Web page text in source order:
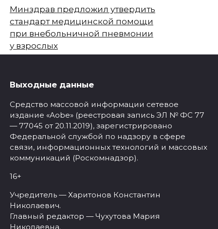
Минздрав предложил утвердить
стандарт медицинской помощи
при внебольничной пневмонии
у взрослых
Выходные данные
Средство массовой информации сетевое
издание «Aobe» (реестровая запись ЭЛ № ФС 77
— 77045 от 20.11.2019), зарегистрировано
Федеральной службой по надзору в сфере
связи, информационных технологий и массовых
коммуникаций (Роскомнадзор).
16+
Учредитель — Харитонов Константин
Николаевич.
Главный редактор — Чухутова Мария
Николаевна.